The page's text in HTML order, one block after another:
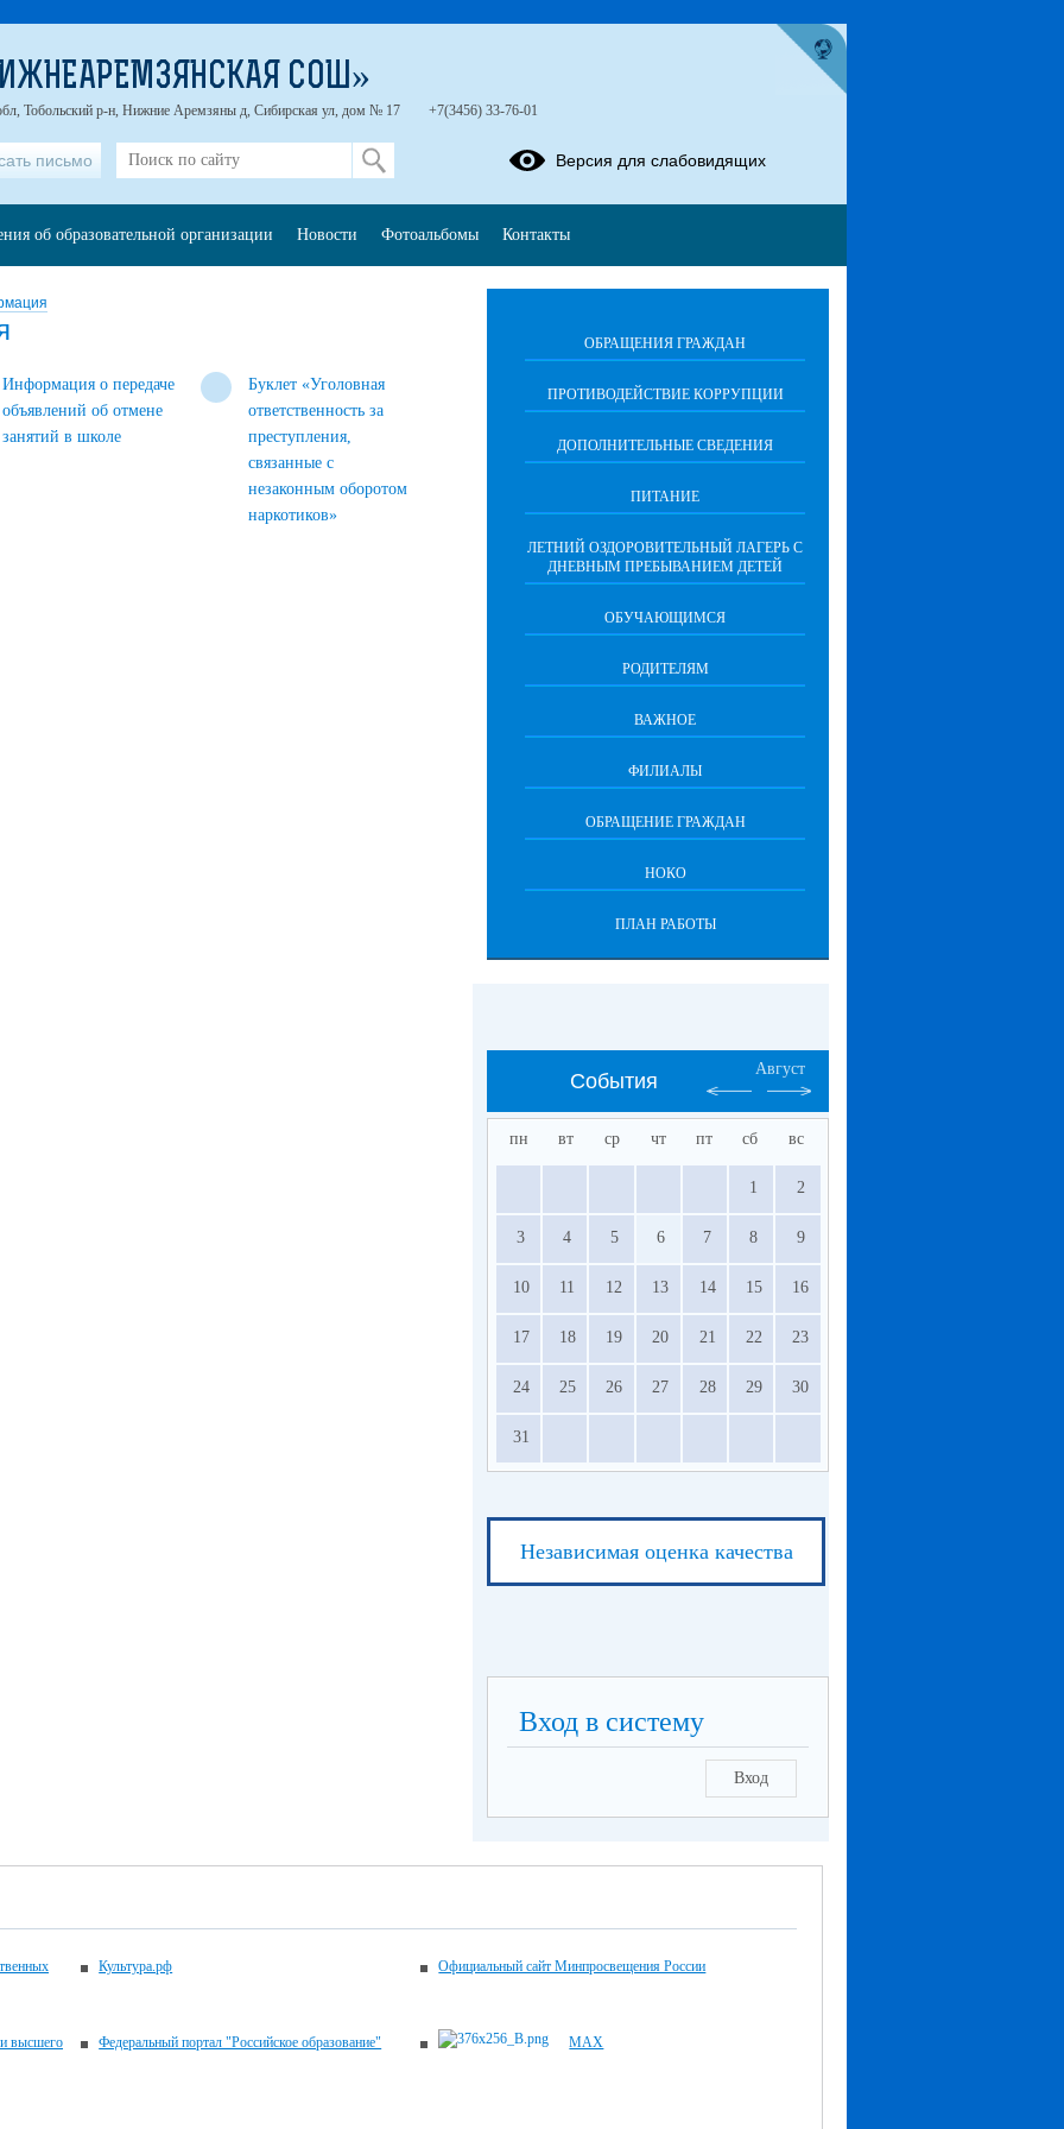
Информация о передаче
объявлений об отмене
занятий в школе
Буклет «Уголовная
ответственность за
преступления,
связанные с
незаконным оборотом
наркотиков»
ОБРАЩЕНИЯ ГРАЖДАН
ПРОТИВОДЕЙСТВИЕ КОРРУПЦИИ
ДОПОЛНИТЕЛЬНЫЕ СВЕДЕНИЯ
ПИТАНИЕ
ЛЕТНИЙ ОЗДОРОВИТЕЛЬНЫЙ ЛАГЕРЬ С
ДНЕВНЫМ ПРЕБЫВАНИЕМ ДЕТЕЙ
ОБУЧАЮЩИМСЯ
РОДИТЕЛЯМ
ВАЖНОЕ
ФИЛИАЛЫ
ОБРАЩЕНИЕ ГРАЖДАН
НОКО
ПЛАН РАБОТЫ
События
Август
пн вт ср чт пт сб вс
1 2
3 4 5 6 7 8 9
10 11 12 13 14 15 16
17 18 19 20 21 22 23
24 25 26 27 28 29 30
31
Независимая оценка качества
Вход в систему
Вход
Культура.рф Официальный сайт Минпросвещения России
высшего
Федеральный портал "Российское образование" MAX
СОШ»
Тобольский р-н, Нижние Аремзяны д, Сибирская ул, дом № 17 +7(3456) 33-76-01
письмо Версия для слабовидящих
об образовательной организации Новости Фотоальбомы Контакты